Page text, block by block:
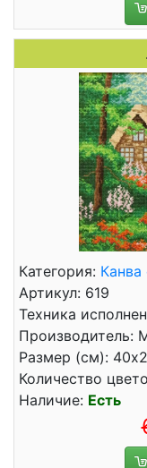
Категория:
Артикул: 619
Техника
Производитель:
Размер (см):
Количество
Наличие: Есть